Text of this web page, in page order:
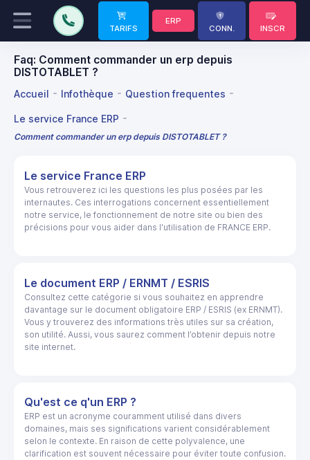
TARIFS
ERP
CONN.
INSCR
Faq: Comment commander un erp depuis
DISTOTABLET ?
Accueil Infothèque Question frequentes
Le service France ERP
Comment commander un erp depuis DISTOTABLET ?
Le service France ERP
Vous retrouverez ici les questions les plus posées par les
internautes. Ces interrogations concernent essentiellement
notre service, le fonctionnement de notre site ou bien des
précisions pour vous aider dans l'utilisation de FRANCE ERP.
Le document ERP / ERNMT / ESRIS
Consultez cette catégorie si vous souhaitez en apprendre
davantage sur le document obligatoire ERP / ESRIS (ex ERNMT).
Vous y trouverez des informations très utiles sur sa création,
son utilité. Aussi, vous saurez comment l’obtenir depuis notre
site internet.
Qu'est ce q'un ERP ?
ERP est un acronyme couramment utilisé dans divers
domaines, mais ses significations varient considérablement
selon le contexte. En raison de cette polyvalence, une
clarification est souvent nécessaire pour éviter toute confusion.